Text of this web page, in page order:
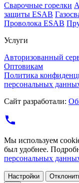
Cварочные горелки
защиты ESAB
Проволока ESAB
Услуги
Авторизованный
Оптовикам
Политика
персональных
Сайт разработали:
Мы используем
был удобнее.
персональных
Настройки